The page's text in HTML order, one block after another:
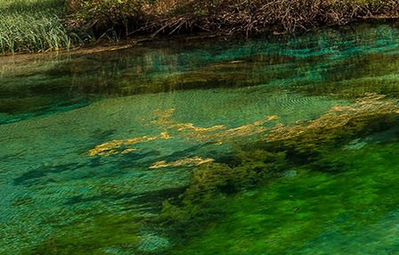
Dr. Göllner
2081 Piliscsaba,
e-mail:
telefonszám:
adószám: